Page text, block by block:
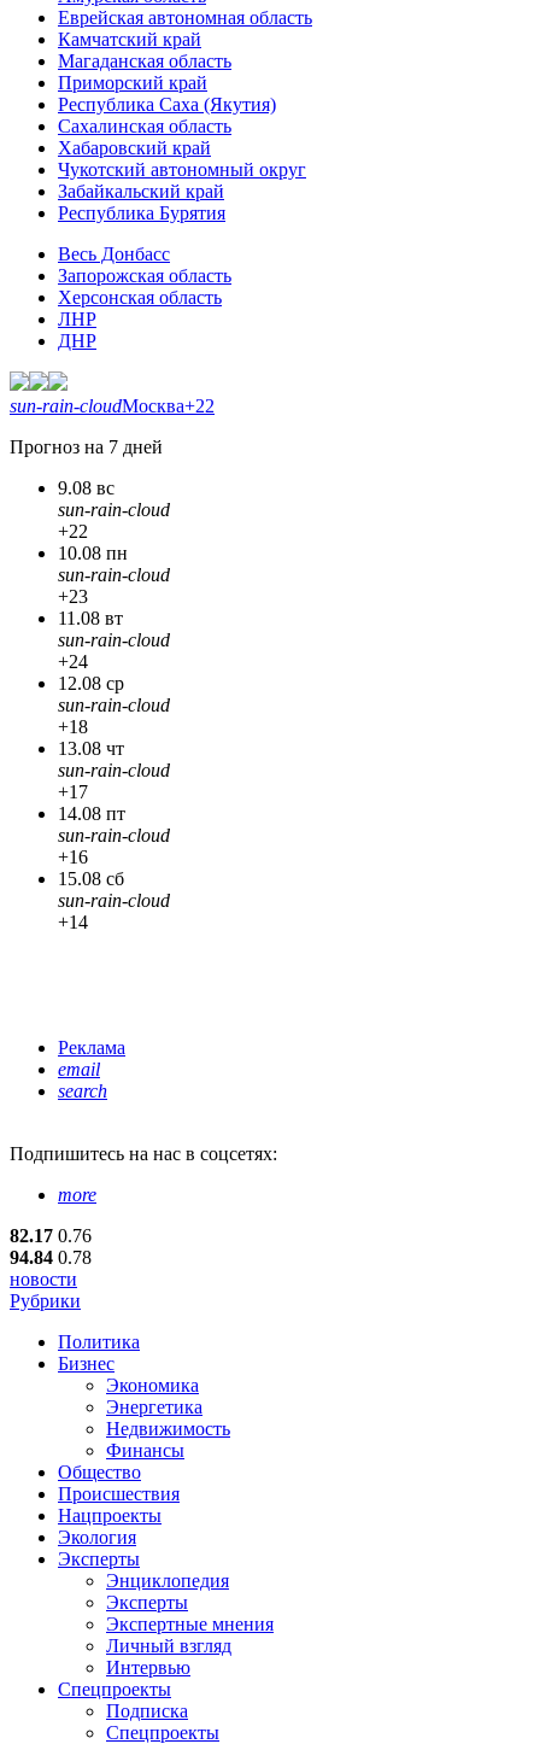
Еврейская автономная область
Камчатский край
Магаданская область
Приморский край
Республика Саха (Якутия)
Сахалинская область
Хабаровский край
Чукотский автономный округ
Забайкальский край
Республика Бурятия
Весь Донбасс
Запорожская область
Херсонская область
ЛНР
ДНР
sun-rain-cloudМосква+22
Прогноз на 7 дней
9.08 вс
sun-rain-cloud
+22
10.08 пн
sun-rain-cloud
+23
11.08 вт
sun-rain-cloud
+24
12.08 ср
sun-rain-cloud
+18
13.08 чт
sun-rain-cloud
+17
14.08 пт
sun-rain-cloud
+16
15.08 сб
sun-rain-cloud
+14
Реклама
email
search
Подпишитесь на нас в соцсетях:
more
82.17 0.76
94.84 0.78
новости
Рубрики
Политика
Бизнес
Экономика
Энергетика
Недвижимость
Финансы
Общество
Происшествия
Нацпроекты
Экология
Эксперты
Энциклопедия
Эксперты
Экспертные мнения
Личный взгляд
Интервью
Спецпроекты
Подписка
Спецпроекты